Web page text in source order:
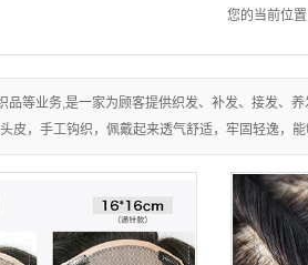
您的当前位置
等业务,是一家为顾客提供织发、补发、接发、
，手工钩织，佩戴起来透气舒适，牢固轻逸，能